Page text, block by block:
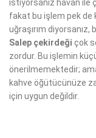
istiyorsanız havan ile
fakat bu işlem pek de
uğraşırım
Salep çekirdeği çok
zordur. Bu işlemin
önerilmemektedir;
kahve öğütücünüze
için uygun değildir.